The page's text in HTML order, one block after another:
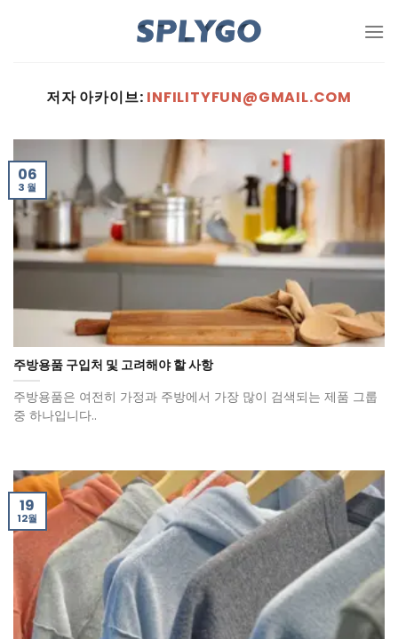
니
저자 아카이브: INFILITYFUN@GMAIL.COM
주방용품 구입처 및 고려해야 할 사항
주방용품은 여전히 ​​가정과 주방에서 가장 많이 검색되는 제품 그룹
중 하나입니다..
06
3 월
19
12월